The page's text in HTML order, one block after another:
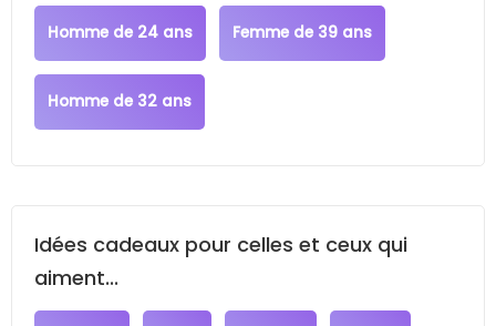
Homme de 24 ans Femme de 39 ans
Homme de 32 ans
Idées cadeaux pour celles et ceux qui
aiment...